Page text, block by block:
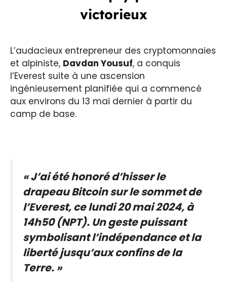
victorieux
L’audacieux entrepreneur des cryptomonnaies
et alpiniste, Davdan Yousuf, a conquis
l’Everest suite à une ascension
ingénieusement planifiée qui a commencé
aux environs du 13 mai dernier à partir du
camp de base.
« J’ai été honoré d’hisser le
drapeau Bitcoin sur le sommet de
l’Everest, ce lundi 20 mai 2024, à
14h50 (NPT). Un geste puissant
symbolisant l’indépendance et la
liberté jusqu’aux confins de la
Terre. »